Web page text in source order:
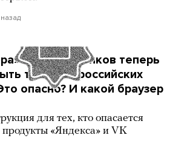
и других банков теперь
только в российских
опасно? И какой браузер
для тех, кто опасается
продукты «Яндекса» и VK